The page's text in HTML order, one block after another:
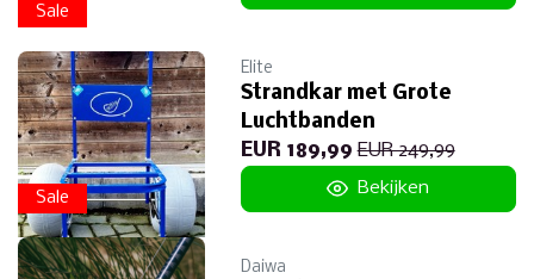
Sale
Sale
Elite
Strandkar met Grote
Luchtbanden
EUR 189,99 EUR 249,99
Bekijken
Daiwa